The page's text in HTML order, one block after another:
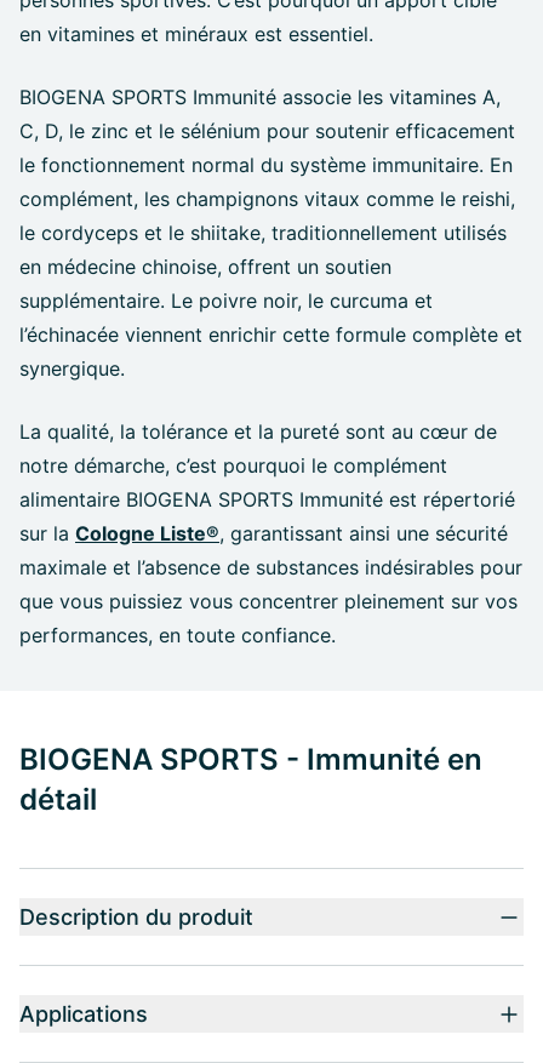
en vitamines et minéraux est essentiel.
BIOGENA SPORTS Immunité associe les vitamines A,
C, D, le zinc et le sélénium pour soutenir efficacement
le fonctionnement normal du système immunitaire. En
complément, les champignons vitaux comme le reishi,
le cordyceps et le shiitake, traditionnellement utilisés
en médecine chinoise, offrent un soutien
supplémentaire. Le poivre noir, le curcuma et
l’échinacée viennent enrichir cette formule complète et
synergique.
La qualité, la tolérance et la pureté sont au cœur de
notre démarche, c’est pourquoi le complément
alimentaire BIOGENA SPORTS Immunité est répertorié
sur la Cologne Liste®, garantissant ainsi une sécurité
maximale et l’absence de substances indésirables pour
que vous puissiez vous concentrer pleinement sur vos
performances, en toute confiance.
BIOGENA SPORTS - Immunité en
détail
Description du produit
Applications